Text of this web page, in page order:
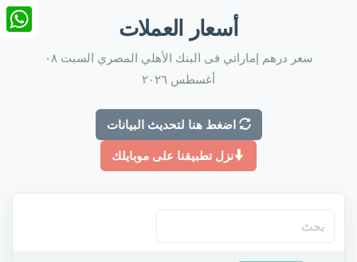
أسعار العملات
سعر درهم إماراتي فى البنك الأهلي المصري السبت ٠٨
أغسطس ٢٠٢٦
اضغط هنا لتحديث البيانات
نزل تطبيقنا على موبايلك